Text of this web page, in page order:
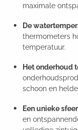
maximale
De
thermometers
temperatuur.
Het onderhoud
schoon en
Een unieke
en